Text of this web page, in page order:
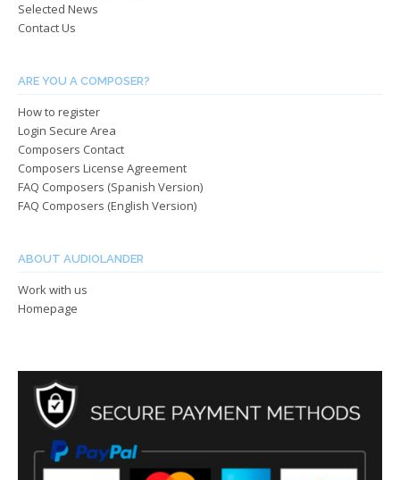
Selected News
Contact Us
ARE YOU A COMPOSER?
How to register
Login Secure Area
Composers Contact
Composers License Agreement
FAQ Composers (Spanish Version)
FAQ Composers (English Version)
ABOUT AUDIOLANDER
Work with us
Homepage